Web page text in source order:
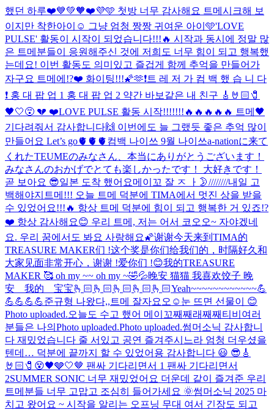
했던 하루❤️💙💚🧡❤️💜🩵 첫방 너무 감사해요 트메 시크해 보
이지만 착한아이☺️ 그냥 엄청 짱짱 귀여운 아이🩵'LOVE
PULSE' 활동이 시작이 되었습니다!!!🔥 시작과 동시에 정말 많
은 트메분들이 응원해주신 것에 저희도 너무 힘이 되고 행복했
는데요! 이번 활동도 의미있고 즐겁게 함께 추억을 만들어가
자구요 트메에!?❤️ 화이팅!!!🌠🫶❗️트 레 저 가 컴 백 했 습 니 다
❗️ 홍 대 팝 업 1 홍 대 팝 업 2 약간 바보같은 내 친구 🎸🤘🏻🧷
🖤🤍😵 💔 ❤️LOVE PULSE 활동 시작!!!!!!!🔥🔥🔥🔥🔥 트메🖤
기다려줘서 감사합니다🙌 이번에도 늘 그랬듯 좋은 추억 많이
만들어요 Let’s go🫀🫀🫀컴백 나이쓰 9월 나이쓰a-nationに来て
くれたTEUMEのみなさん、本当にありがとうございます！
みなさんのおかげでとても楽しかったです！ 大好きです！
곧 보아요 😎일본 도착 했어요메이꼬 잘 ㅈ ㅏ🌛////////내일 고
백해야지 트메!!! 오늘 트메 덕분에 TIMA에서 멋진 상을 받을
수 있었어요!!!🔥 항상 트메 덕분에 힘이 되고 행복한 거 있죠!?
❤️ 항상 감사해요😊 우리 트메, 저는 어서 코오오~ 자야겠네
요. 우리 꿈에서도 봐요 사랑해요🌠谢谢今天来到TIMA的
TREASURE MAKER们 !这个奖是你们给我们的，时隔好久和
大家见面非常开心，谢谢 !爱你们 !😊我的TREASURE
MAKER 🥰 oh my ~~ oh my ~🤣💦晚安 猫猫 我喜欢饺子 晚
安 我的 宝宝🫰🏻🫰🏻🫰🏻🫰🏻🫰🏻Yeah~~~~~~~~~~~~💪
💪💪💪💪준규형 나왔다,, 트메 잘자요오☺️ 눈 뜨면 선물이 😊
Photo uploaded.오늘도 수고 했어 메이꼬째째래째째티비 여러
분들은 나의 Photo uploaded.Photo uploaded.썸머소닉 감사합니
다 재밌었습니다 줄 서있고 공연 즐겨주시느라 엄청 더우셨을
텐데… 덕분에 끝까지 할 수 있었어용 감사합니다 😃 😎🎸
🤘🏻🧷😵🖤🩶🤍🤎 팬싸 기다리면서 1 팬싸 기다리면서
2SUMMER SONIC 너무 재밌었어요 더운데 같이 즐겨준 우리
트메분들 너무 고맙고 조심히 들어가세요 🌞썸머소닉 2025 마
치고 왔어요 ~ 시작을 알리는 오프닝 무대 여서 긴장도 되고